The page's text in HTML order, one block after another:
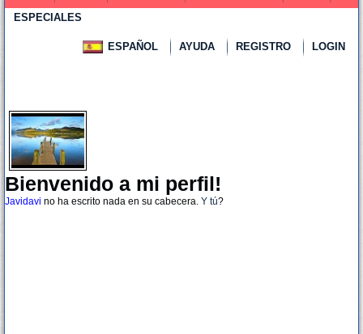
ESPECIALES
ESPAÑOL AYUDA REGISTRO LOGIN
Bienvenido a mi perfil!
Javidavi no ha escrito nada en su cabecera. Y tú?